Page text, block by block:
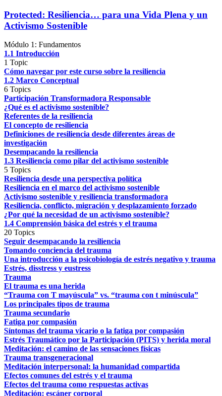
Protected: Resiliencia… para una Vida Plena y un
Activismo Sostenible
Módulo 1: Fundamentos
1.1 Introducción
1 Topic
Cómo navegar por este curso sobre la resiliencia
1.2 Marco Conceptual
6 Topics
Participación Transformadora Responsable
¿Qué es el activismo sostenible?
Referentes de la resiliencia
El concepto de resiliencia
Definiciones de resiliencia desde diferentes áreas de
investigación
Desempacando la resiliencia
1.3 Resiliencia como pilar del activismo sostenible
5 Topics
Resiliencia desde una perspectiva política
Resiliencia en el marco del activismo sostenible
Activismo sostenible y resiliencia transformadora
Resiliencia, conflicto, migración y desplazamiento forzado
¿Por qué la necesidad de un activismo sostenible?
1.4 Comprensión básica del estrés y el trauma
20 Topics
Seguir desempacando la resiliencia
Tomando conciencia del trauma
Una introducción a la psicobiología de estrés negativo y trauma
Estrés, disstress y eustress
Trauma
El trauma es una herida
“Trauma con T mayúscula” vs. “trauma con t minúscula”
Los principales tipos de trauma
Trauma secundario
Fatiga por compasión
Síntomas del trauma vicario o la fatiga por compasión
Estrés Traumático por la Participación (PITS) y herida moral
Meditación: el camino de las sensaciones físicas
Trauma transgeneracional
Meditación interpersonal: la humanidad compartida
Efectos comunes del estrés y el trauma
Efectos del trauma como respuestas activas
Meditación: escáner corporal